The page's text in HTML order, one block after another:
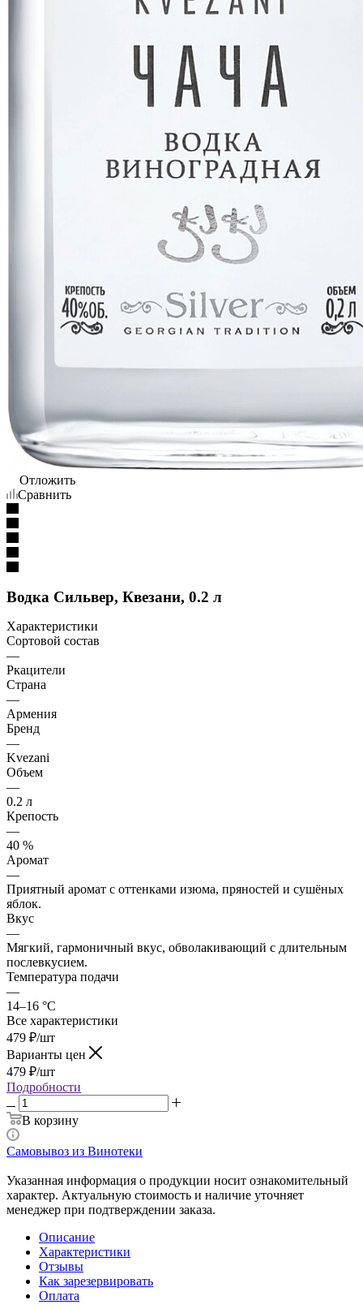
Отложить
Сравнить
Водка Сильвер, Квезани, 0.2 л
Характеристики
Сортовой состав
—
Ркацители
Страна
—
Армения
Бренд
—
Kvezani
Объем
—
0.2 л
Крепость
—
40 %
Аромат
—
Приятный аромат с оттенками изюма, пряностей и сушёных
яблок.
Вкус
—
Мягкий, гармоничный вкус, обволакивающий с длительным
послевкусием.
Температура подачи
—
14–16 °C
Все характеристики
479 ₽/шт
Варианты цен
479 ₽/шт
Подробности
В корзину
Самовывоз из Винотеки
Указанная информация о продукции носит ознакомительный
характер. Актуальную стоимость и наличие уточняет
менеджер при подтверждении заказа.
Описание
Характеристики
Отзывы
Как зарезервировать
Оплата